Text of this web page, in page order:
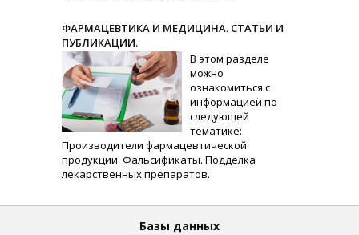
ФАРМАЦЕВТИКА И МЕДИЦИНА. СТАТЬИ И
ПУБЛИКАЦИИ.
В этом разделе
можно
ознакомиться с
информацией по
следующей
тематике:
Производители фармацевтической
продукции. Фальсификаты. Подделка
лекарственных препаратов.
Базы данных